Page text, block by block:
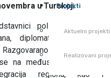
Projekti
Aktuelni projekti
Realizovani
u Turskoj.
političkih trustova
diplomatskih misija i
je o širokom
na međusobnu saradnju,
regiona, kao i